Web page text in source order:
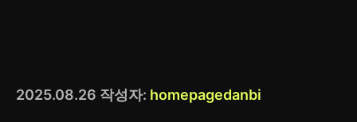
2025.08.26 작성자: homepagedanbi